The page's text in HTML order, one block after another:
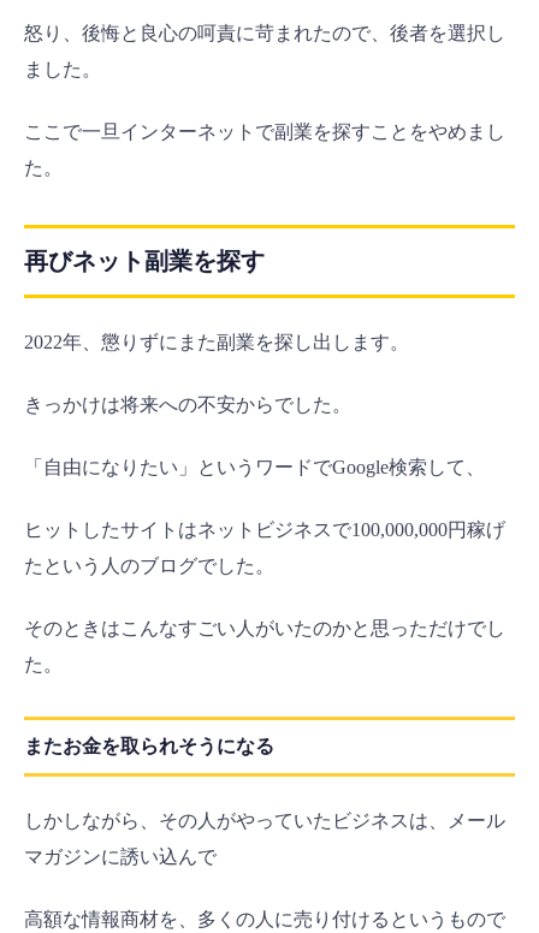
怒り、後悔と良心の呵責に苛まれたので、後者を選択し
ました。
ここで一旦インターネットで副業を探すことをやめまし
た。
再びネット副業を探す
2022年、懲りずにまた副業を探し出します。
きっかけは将来への不安からでした。
「自由になりたい」というワードでGoogle検索して、
ヒットしたサイトはネットビジネスで100,000,000円稼げ
たという人のブログでした。
そのときはこんなすごい人がいたのかと思っただけでし
た。
またお金を取られそうになる
しかしながら、その人がやっていたビジネスは、メール
マガジンに誘い込んで
高額な情報商材を、多くの人に売り付けるというもので